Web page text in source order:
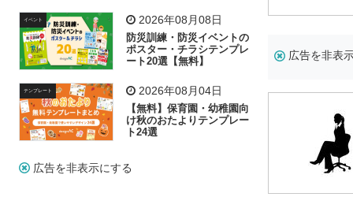
イベント 2026年08月08日
防災訓練・防災イベントの
ポスター・チラシテンプレ
ート20選【無料】
テンプレート 2026年08月04日
【無料】保育園・幼稚園向
け秋のおたよりテンプレー
ト24選
広告を非表示にする
広告を非表